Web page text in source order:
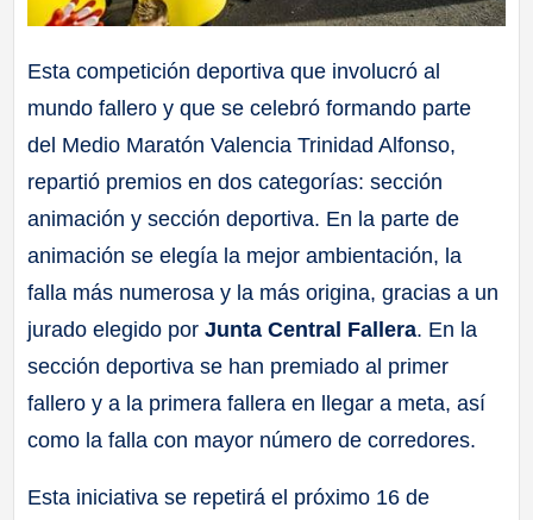
Esta competición deportiva que involucró al
mundo fallero y que se celebró formando parte
del Medio Maratón Valencia Trinidad Alfonso,
repartió premios en dos categorías: sección
animación y sección deportiva. En la parte de
animación se elegía la mejor ambientación, la
falla más numerosa y la más origina, gracias a un
jurado elegido por Junta Central Fallera. En la
sección deportiva se han premiado al primer
fallero y a la primera fallera en llegar a meta, así
como la falla con mayor número de corredores.
Esta iniciativa se repetirá el próximo 16 de